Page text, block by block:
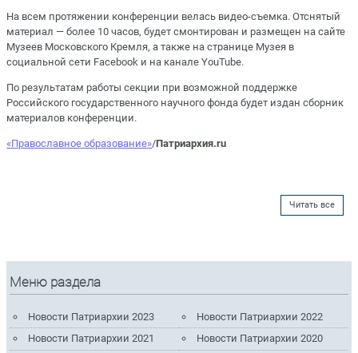
На всем протяжении конференции велась видео-съемка. Отснятый
материал — более 10 часов, будет смонтирован и размещен на сайте
Музеев Московского Кремля, а также на странице Музея в
социальной сети Facebook и на канале YouTube.
По результатам работы секции при возможной поддержке
Российского государственного научного фонда будет издан сборник
материалов конференции.
«Православное образование»/Патриархия.ru
Читать все
Меню раздела
Новости Патриархии 2023
Новости Патриархии 2022
Новости Патриархии 2021
Новости Патриархии 2020